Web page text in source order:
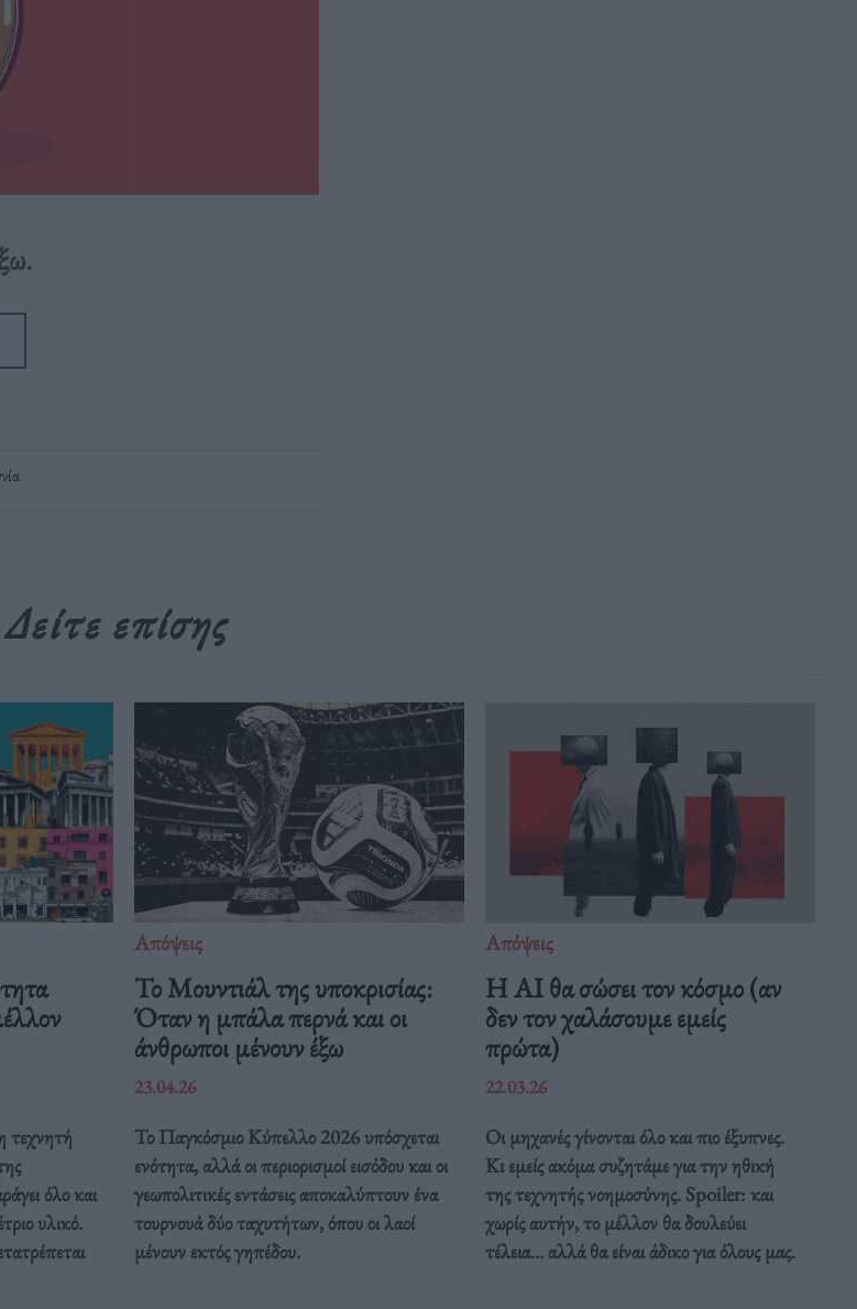
Δείτε επίσης
τεχνητή
όλο και
υλικό.
Απόψεις
Το Μουντιάλ της υποκρισίας:
Όταν η μπάλα περνά και οι
άνθρωποι μένουν έξω
23.04.26
Το Παγκόσμιο Κύπελλο 2026 υπόσχεται
ενότητα, αλλά οι περιορισμοί εισόδου και οι
γεωπολιτικές εντάσεις αποκαλύπτουν ένα
τουρνουά δύο ταχυτήτων, όπου οι λαοί
μένουν εκτός γηπέδου.
Απόψεις
Η AI θα σώσει τον κόσμο (αν
δεν τον χαλάσουμε εμείς
πρώτα)
22.03.26
Οι μηχανές γίνονται όλο και πιο έξυπνες.
Κι εμείς ακόμα συζητάμε για την ηθική
της τεχνητής νοημοσύνης. Spoiler: και
χωρίς αυτήν, το μέλλον θα δουλεύει
τέλεια... αλλά θα είναι άδικο για όλους μας.